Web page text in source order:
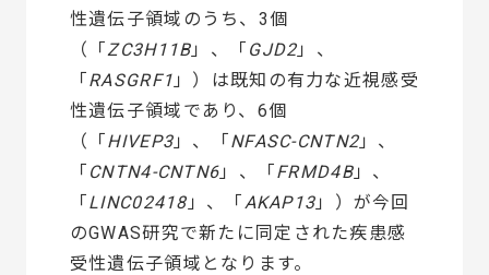
性遺伝子領域のうち、3個
（「ZC3H11B 」、「 GJD2 」、
「RASGRF1 」）は既知の有力な近視感受
性遺伝子領域であり、6個
（「HIVEP3 」、「NFASC-CNTN2 」、
「 CNTN4-CNTN6 」、「FRMD4B」、
「LINC02418 」、「AKAP13 」）が今回
のGWAS研究で新たに同定された疾患感
受性遺伝子領域となります。